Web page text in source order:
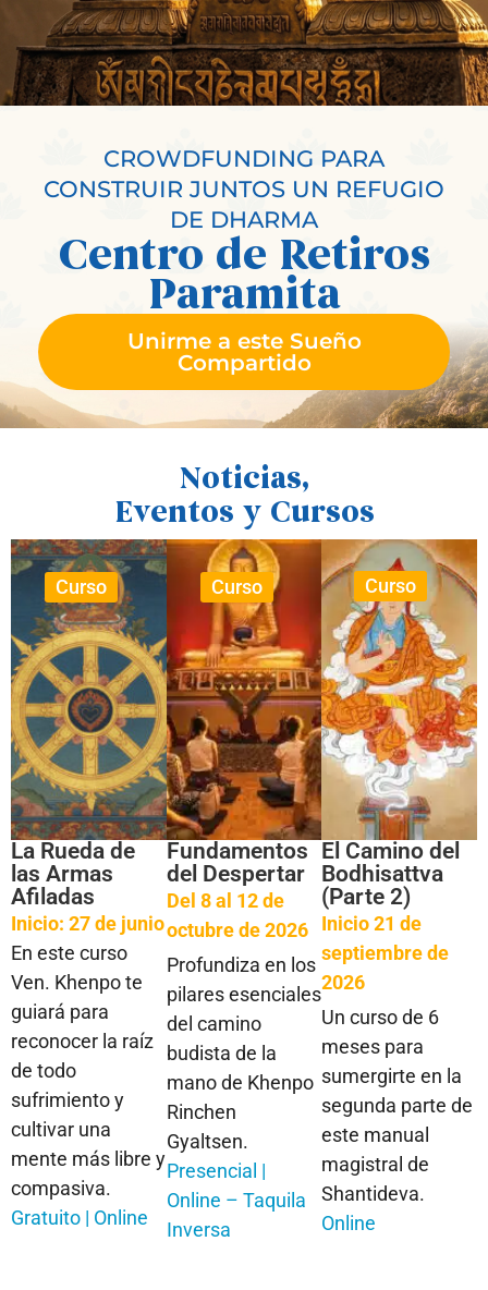
CROWDFUNDING PARA
CONSTRUIR JUNTOS UN REFUGIO
DE DHARMA
Centro de Retiros
Paramita
Unirme a este Sueño
Compartido
Noticias,
Eventos y Cursos
La Rueda de
las Armas
Afiladas
Inicio: 27 de junio
En este curso
Ven. Khenpo te
guiará para
reconocer la raíz
de todo
sufrimiento y
cultivar una
mente más libre y
compasiva.
Gratuito | Online
Curso
Fundamentos
del Despertar
Del 8 al 12 de
octubre de 2026
Profundiza en los
pilares esenciales
del camino
budista de la
mano de Khenpo
Rinchen
Gyaltsen.
Presencial |
Online – Taquila
Inversa
Curso
El Camino del
Bodhisattva
(Parte 2)
Inicio 21 de
septiembre de
2026
Un curso de 6
meses para
sumergirte en la
segunda parte de
este manual
magistral de
Shantideva.
Online
Curso